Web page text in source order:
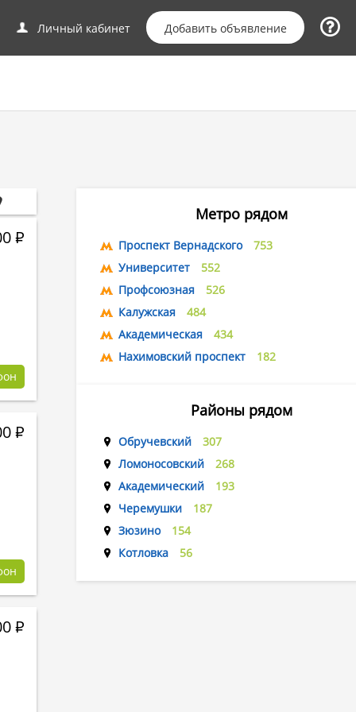
Личный кабинет Добавить объявление
Р
Р
Р
Метро рядом
Проспект Вернадского
753
Университет
552
Профсоюзная
526
Калужская
484
Академическая
434
Нахимовский проспект
182
Районы рядом
Обручевский
307
Ломоносовский
268
Академический
193
Черемушки
187
Зюзино
154
Котловка
56